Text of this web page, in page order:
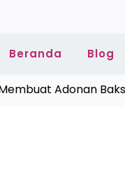
Beranda Blog
Adonan